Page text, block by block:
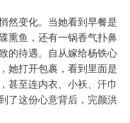
然变化。当她看到早餐是
熏鱼，还有一锅香气扑鼻
的待遇。自从嫁给杨铁心
她打开包裹，看到里面是
甚至连内衣、小袄、汗巾
了这份心意背后，完颜洪